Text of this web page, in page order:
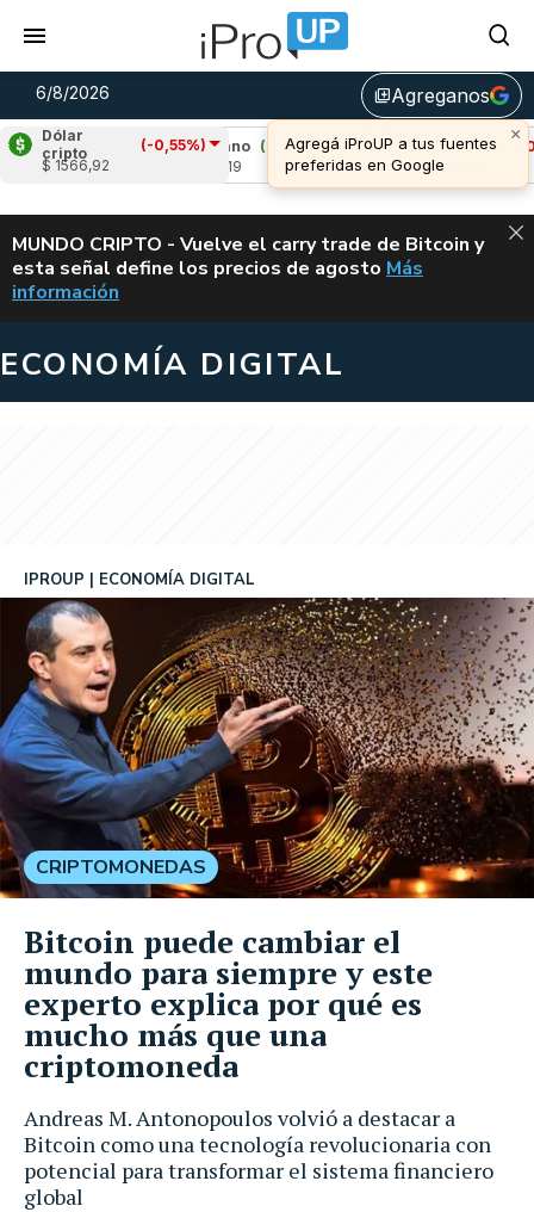
6/8/2026 library_addAgreganos
×
Agregá iProUP a tus fuentes
preferidas en Google
Dólar
cripto
(-0,55%)
$ 1566,92
Cardano
(0,04%)
Avalanche (-
u$s 6,64
ALERTA
MUNDO CRIPTO - Vuelve el carry trade de Bitcoin y
esta señal define los precios de agosto VUELVE EL
Más
información
ECONOMÍA DIGITAL
Andreas M. Antonopoulos volvió a destacar a
Bitcoin como una tecnología revolucionaria con
potencial para transformar el sistema financiero
global
IPROUP ECONOMÍA DIGITAL
CRIPTOMONEDAS
Bitcoin puede cambiar el
mundo para siempre y este
experto explica por qué es
mucho más que una
criptomoneda